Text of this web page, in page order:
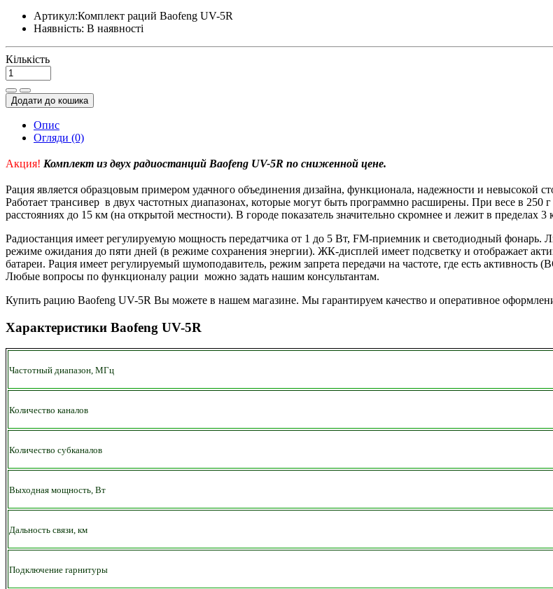
Артикул:Комплект раций Baofeng UV-5R
Наявність: В наявності
Кількість
Додати до кошика
Опис
Огляди (0)
Акция! Комплект из двух радиостанций Baofeng UV-5R по сниженной цене.
Рация является образцовым примером удачного объединения дизайна, функционала, надежности и невысокой
Работает трансивер в двух частотных диапазонах, которые могут быть программно расширены. При весе в 250
расстояниях до 15 км (на открытой местности). В городе показатель значительно скромнее и лежит в пределах 3
Радиостанция имеет регулируемую мощность передатчика от 1 до 5 Вт, FM-приемник и светодиодный фонарь.
режиме ожидания до пяти дней (в режиме сохранения энергии). ЖК-дисплей имеет подсветку и отображает
батареи. Рация имеет регулируемый шумоподавитель, режим запрета передачи на частоте, где есть
Любые вопросы по функционалу рации можно задать нашим консультантам.
Купить рацию Baofeng UV-5R Вы можете в нашем магазине. Мы гарантируем качество и оперативное
Характеристики Baofeng UV-5R
Частотный диапазон, МГц
Количество каналов
Количество субканалов
Выходная мощность, Вт
Дальность связи, км
Подключение гарнитуры